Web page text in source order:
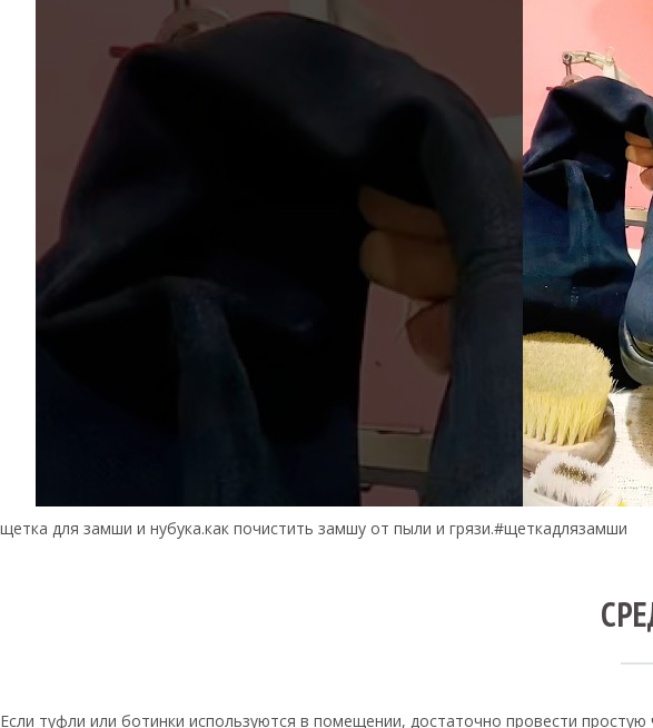
щетка для замши и нубука.как почистить замшу от пыли и грязи.#щеткадлязамши
Если туфли или ботинки используются в помещении, достаточно провести